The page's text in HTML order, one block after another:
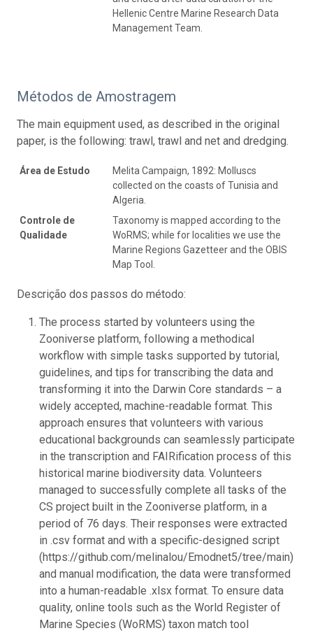
Hellenic Centre Marine Research Data
Management Team.
Métodos de Amostragem
The main equipment used, as described in the original
paper, is the following: trawl, trawl and net and dredging.
Área de Estudo
Melita Campaign, 1892: Molluscs
collected on the coasts of Tunisia and
Algeria.
Controle de
Qualidade
Taxonomy is mapped according to the
WoRMS; while for localities we use the
Marine Regions Gazetteer and the OBIS
Map Tool.
Descrição dos passos do método:
The process started by volunteers using the
Zooniverse platform, following a methodical
workflow with simple tasks supported by tutorial,
guidelines, and tips for transcribing the data and
transforming it into the Darwin Core standards – a
widely accepted, machine-readable format. This
approach ensures that volunteers with various
educational backgrounds can seamlessly participate
in the transcription and FAIRification process of this
historical marine biodiversity data. Volunteers
managed to successfully complete all tasks of the
CS project built in the Zooniverse platform, in a
period of 76 days. Their responses were extracted
in .csv format and with a specific-designed script
(https://github.com/melinalou/Emodnet5/tree/main)
and manual modification, the data were transformed
into a human-readable .xlsx format. To ensure data
quality, online tools such as the World Register of
Marine Species (WoRMS) taxon match tool